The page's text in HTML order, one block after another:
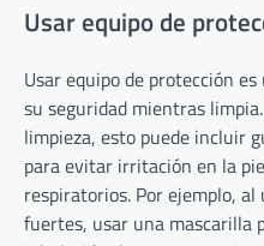
Usar equipo de
Usar equipo de protección
su seguridad mientras
limpieza, esto puede incluir
para evitar irritación en la
respiratorios. Por ejemplo,
fuertes, usar una mascarilla